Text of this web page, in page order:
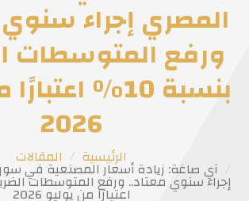
المصري إجراء
ورفع المتوسطات
بنسبة 10%
2026
الرئيسية المقالات
آي صاغة: زيادة أسعار المصنعية في
اعتبارًا من يوليو 2026